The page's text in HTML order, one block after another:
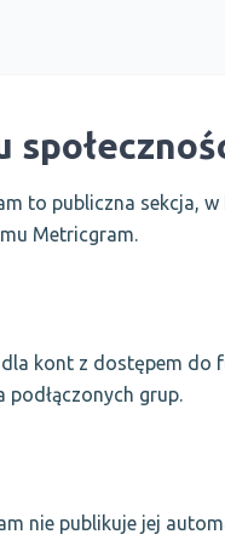
to publiczna sekcja,
Metricgram.
kont z dostępem do
grup.
nie publikuje jej